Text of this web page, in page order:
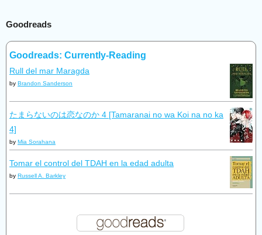
Goodreads
Goodreads: Currently-Reading
Rull del mar Maragda
by Brandon Sanderson
たまらないのは恋なのか 4 [Tamaranai no wa Koi na no ka
4]
by Mia Sorahana
Tomar el control del TDAH en la edad adulta
by Russell A. Barkley